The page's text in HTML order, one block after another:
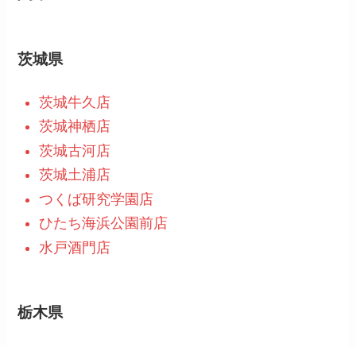
茨城県
茨城牛久店
茨城神栖店
茨城古河店
茨城土浦店
つくば研究学園店
ひたち海浜公園前店
水戸酒門店
栃木県